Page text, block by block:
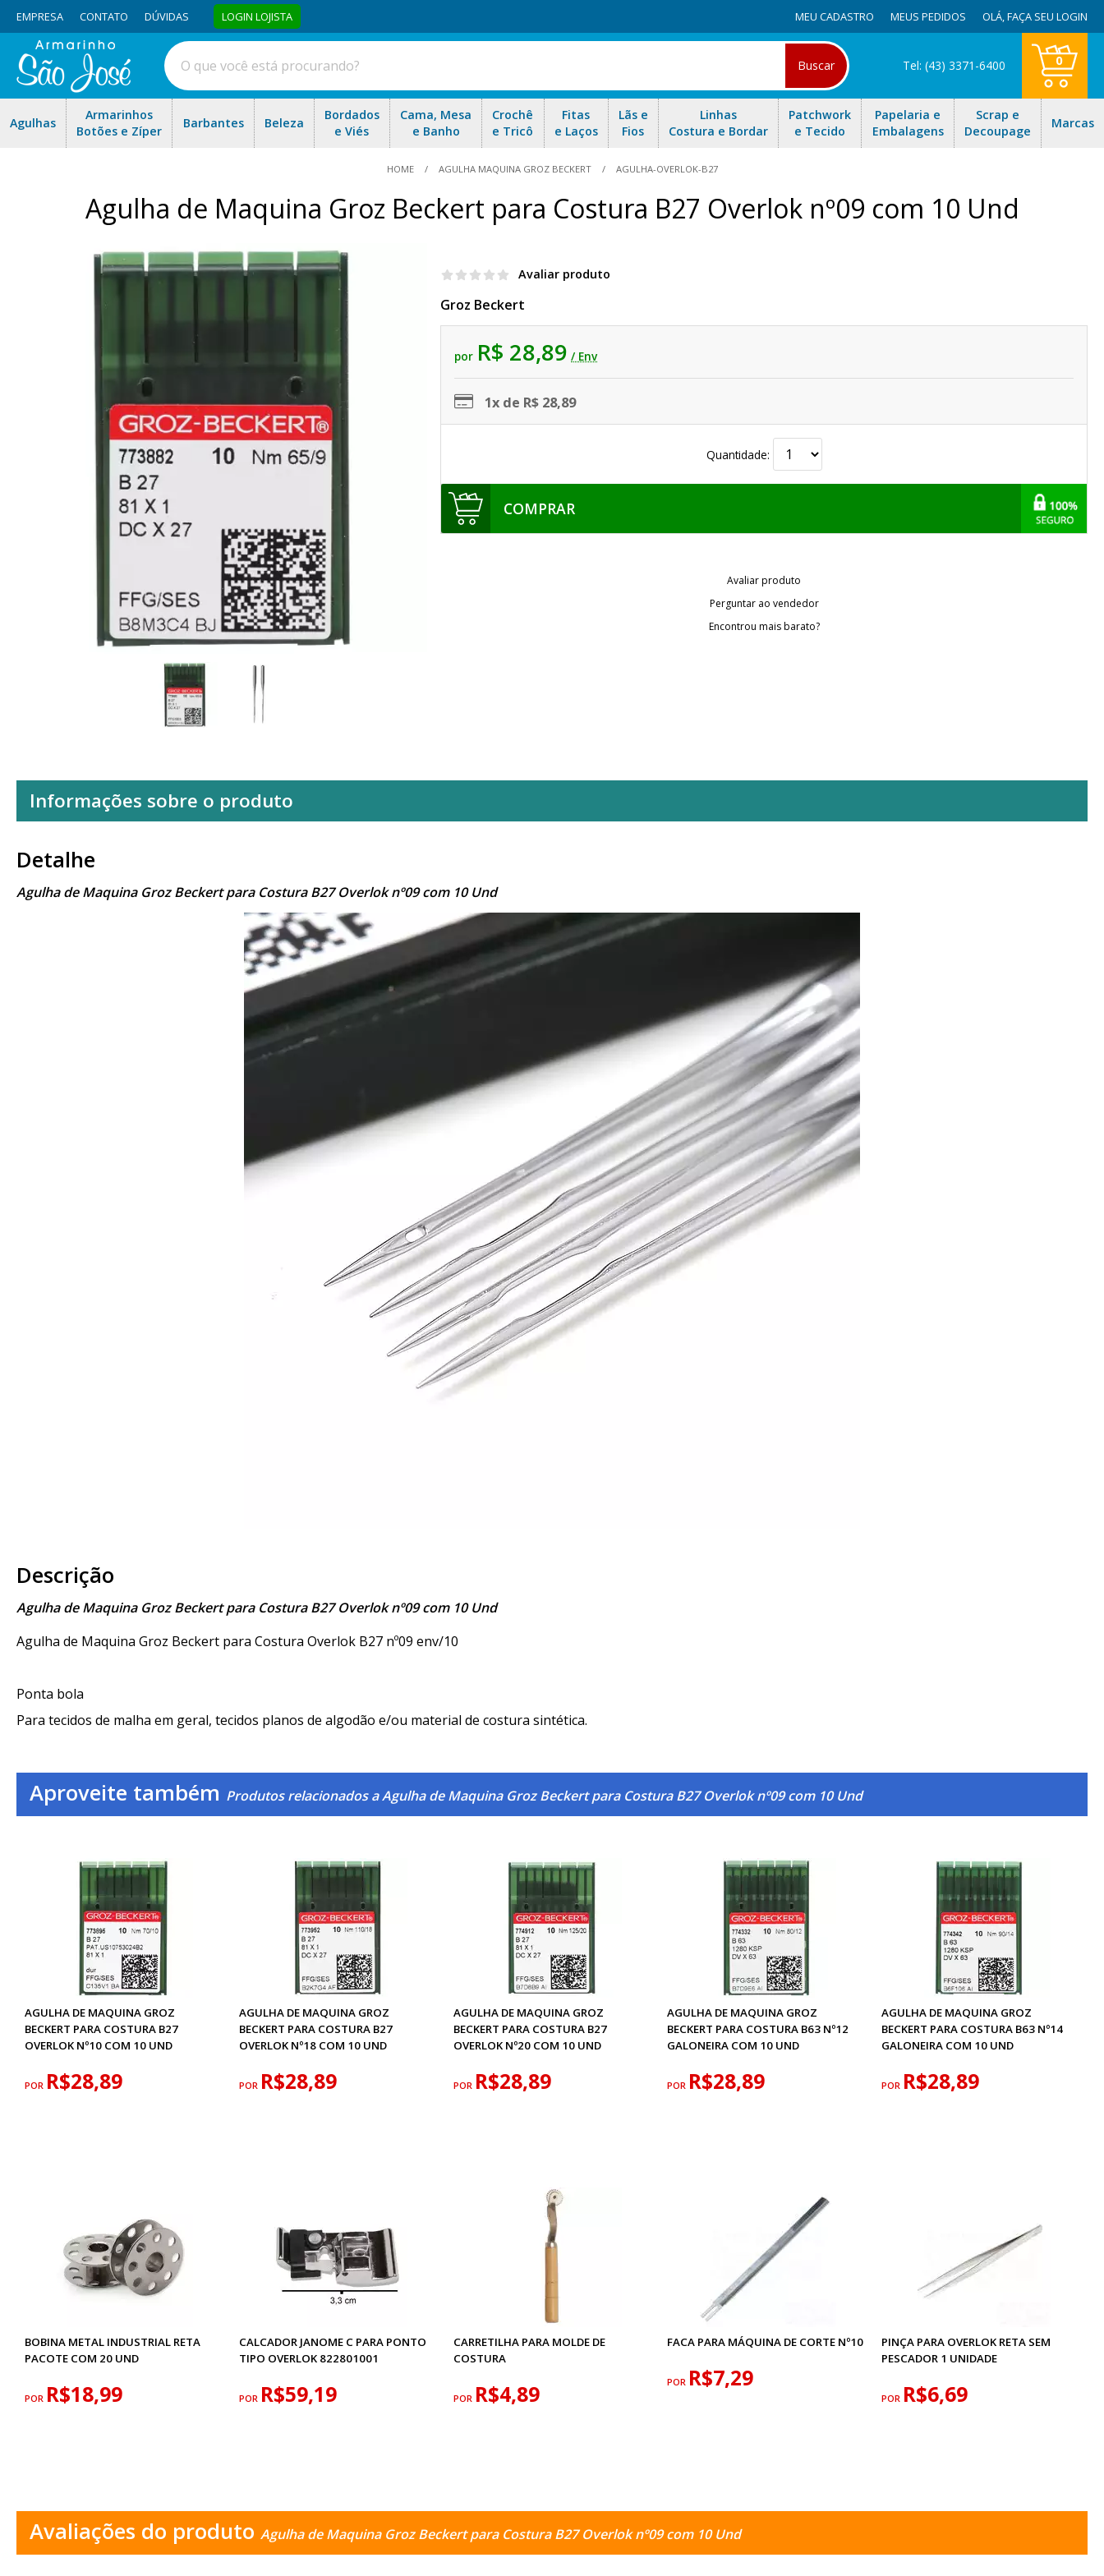
EMPRESA CONTATO DÚVIDAS LOGIN LOJISTA MEU CADASTRO MEUS PEDIDOS OLÁ,FAÇA SEU LOGIN
Buscar Tel: (43) 3371-6400 0
Agulhas
Armarinhos
Botões e Zíper
Barbantes Beleza
Bordados
e Viés
Cama, Mesa
e Banho
Crochê
e Tricô
Fitas
e Laços
Lãs e
Fios
Linhas
Costura e Bordar
Patchwork
e Tecido
Papelaria e
Embalagens
Scrap e
Decoupage
Marcas
HOME AGULHA MAQUINA GROZ BECKERT AGULHA-OVERLOK-B27
Agulha de Maquina Groz Beckert para Costura B27 Overlok nº09 com 10 Und
Avaliar produto
Groz Beckert
por R$ 28,89 / Env
1x de R$ 28,89
Quantidade:
COMPRAR
Avaliar produto
Perguntar ao vendedor
Encontrou mais barato?
Informações sobre o produto
Detalhe
Agulha de Maquina Groz Beckert para Costura B27 Overlok nº09 com 10 Und
Descrição
Agulha de Maquina Groz Beckert para Costura B27 Overlok nº09 com 10 Und
Agulha de Maquina Groz Beckert para Costura Overlok B27 nº09 env/10
Ponta bola
Para tecidos de malha em geral, tecidos planos de algodão e/ou material de costura sintética.
Aproveite também Produtos relacionados a Agulha de Maquina Groz Beckert para Costura B27 Overlok nº09 com 10 Und
AGULHA DE MAQUINA GROZ
BECKERT PARA COSTURA B27
OVERLOK Nº10 COM 10 UND
POR R$28,89
AGULHA DE MAQUINA GROZ
BECKERT PARA COSTURA B27
OVERLOK Nº18 COM 10 UND
POR R$28,89
AGULHA DE MAQUINA GROZ
BECKERT PARA COSTURA B27
OVERLOK Nº20 COM 10 UND
POR R$28,89
AGULHA DE MAQUINA GROZ
BECKERT PARA COSTURA B63 Nº12
GALONEIRA COM 10 UND
POR R$28,89
AGULHA DE MAQUINA GROZ
BECKERT PARA COSTURA B63 Nº14
GALONEIRA COM 10 UND
POR R$28,89
BOBINA METAL INDUSTRIAL RETA
PACOTE COM 20 UND
POR R$18,99
CALCADOR JANOME C PARA PONTO
TIPO OVERLOK 822801001
POR R$59,19
CARRETILHA PARA MOLDE DE
COSTURA
POR R$4,89
FACA PARA MÁQUINA DE CORTE Nº10
POR R$7,29
PINÇA PARA OVERLOK RETA SEM
PESCADOR 1 UNIDADE
POR R$6,69
Avaliações do produto Agulha de Maquina Groz Beckert para Costura B27 Overlok nº09 com 10 Und